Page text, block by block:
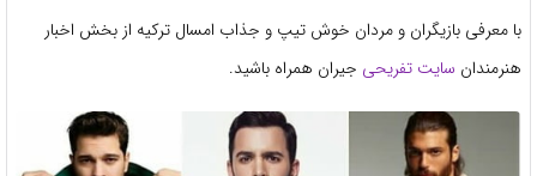
با معرفی بازیگران و مردان خوش تیپ و جذاب امسال ترکیه از بخش اخبار
هنرمندان سایت تفریحی جیران همراه باشید.